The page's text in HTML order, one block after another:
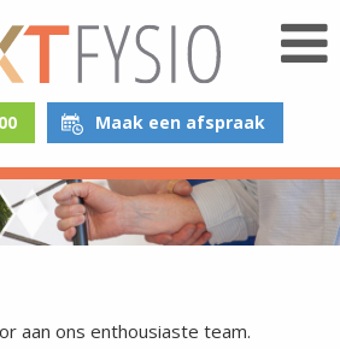
Maak een afspraak
aan ons enthousiaste team.